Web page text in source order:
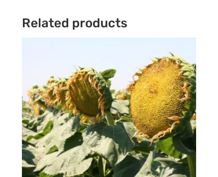
Related products